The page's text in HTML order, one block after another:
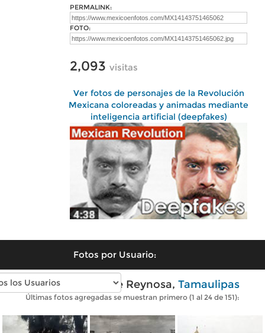
PERMALINK:
FOTO:
2,093 visitas
Ver fotos de personajes de la Revolución
Mexicana coloreadas y animadas mediante
inteligencia artificial (deepfakes)
Fotos por Usuario:
Fotos antiguas de Reynosa, Tamaulipas
Últimas fotos agregadas se muestran primero (1 al 24 de 151):